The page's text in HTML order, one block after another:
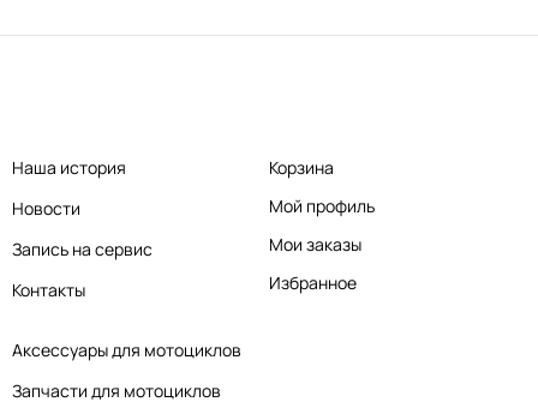
Аксессуары для мотоциклов
Запчасти для мотоциклов
Наша история
Новости
Запись на сервис
Контакты
Корзина
Мой профиль
Мои заказы
Избранное